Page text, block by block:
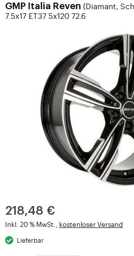
GMP Italia Reven (Diamant,
7.5x17 ET37 5x120 72.6
218,48 €
Inkl. 20 % MwSt., kostenloser Versand
Lieferbar